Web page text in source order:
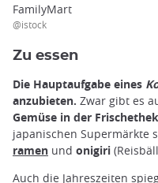
FamilyMart
@istock
Zu essen
Die Hauptaufgabe eines
anzubieten. Zwar gibt es
Gemüse in der
japanischen Supermärkte
ramen und onigiri
Auch die Jahreszeiten